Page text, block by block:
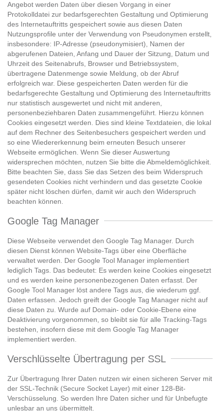
Angebot werden Daten über diesen Vorgang in einer
Protokolldatei zur bedarfsgerechten Gestaltung und Optimierung
des Internetauftritts gespeichert sowie aus diesen Daten
Nutzungsprofile unter der Verwendung von Pseudonymen erstellt,
insbesondere: IP-Adresse (pseudonymisiert), Namen der
abgerufenen Dateien, Anfang und Dauer der Sitzung, Datum und
Uhrzeit des Seitenabrufs, Browser und Betriebssystem,
übertragene Datenmenge sowie Meldung, ob der Abruf
erfolgreich war. Diese gespeicherten Daten werden für die
bedarfsgerechte Gestaltung und Optimierung des Internetauftritts
nur statistisch ausgewertet und nicht mit anderen,
personenbeziehbaren Daten zusammengeführt. Hierzu können
Cookies eingesetzt werden. Dies sind kleine Textdateien, die lokal
auf dem Rechner des Seitenbesuchers gespeichert werden und
so eine Wiedererkennung beim erneuten Besuch unserer
Webseite ermöglichen. Wenn Sie dieser Auswertung
widersprechen möchten, nutzen Sie bitte die Abmeldemöglichkeit.
Bitte beachten Sie, dass Sie das Setzen des beim Widerspruch
gesendeten Cookies nicht verhindern und das gesetzte Cookie
später nicht löschen dürfen, damit wir auch den Widerspruch
beachten können.
Google Tag Manager
Diese Webseite verwendet den Google Tag Manager. Durch
diesen Dienst können Website-Tags über eine Oberfläche
verwaltet werden. Der Google Tool Manager implementiert
lediglich Tags. Das bedeutet: Es werden keine Cookies eingesetzt
und es werden keine personenbezogenen Daten erfasst. Der
Google Tool Manager löst andere Tags aus, die wiederum ggf.
Daten erfassen. Jedoch greift der Google Tag Manager nicht auf
diese Daten zu. Wurde auf Domain- oder Cookie-Ebene eine
Deaktivierung vorgenommen, so bleibt sie für alle Tracking-Tags
bestehen, insofern diese mit dem Google Tag Manager
implementiert werden.
Verschlüsselte Übertragung per SSL
Zur Übertragung Ihrer Daten nutzen wir einen sicheren Server mit
der SSL-Technik (Secure Socket Layer) mit einer 128-Bit-
Verschüsselung. So werden Ihre Daten sicher und für Unbefugte
unlesbar an uns übermittelt.